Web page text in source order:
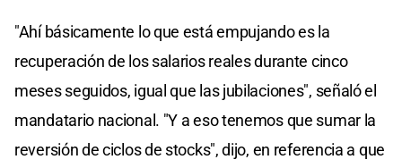
"Ahí básicamente lo que está empujando es la
recuperación de los salarios reales durante cinco
meses seguidos, igual que las jubilaciones", señaló el
mandatario nacional. "Y a eso tenemos que sumar la
reversión de ciclos de stocks", dijo, en referencia a que